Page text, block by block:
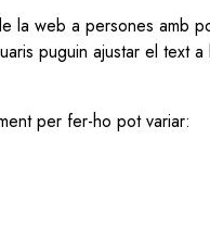
la web a persones amb
puguin ajustar el text
per fer-ho pot variar: